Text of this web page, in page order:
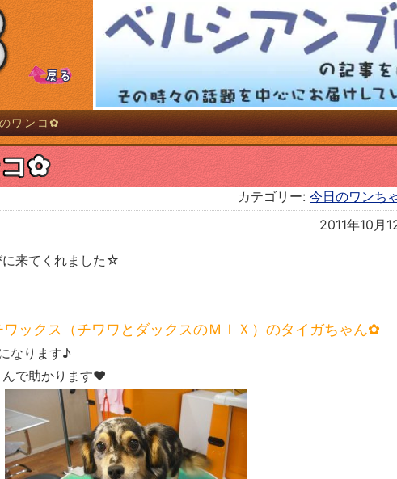
ワンコ✿
✿
カテゴリー: 今日のワンち
2011年10月
に来てくれました☆
ワックス（チワワとダックスのＭＩＸ）のタイガちゃん✿
なります♪
んで助かります♥